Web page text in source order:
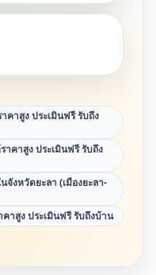
าสูง ประเมินฟรี รับถึง
คาสูง ประเมินฟรี รับถึง
จังหวัดยะลา (เมืองยะลา-
าสูง ประเมินฟรี รับถึงบ้าน